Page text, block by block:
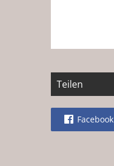
Teilen
Facebook